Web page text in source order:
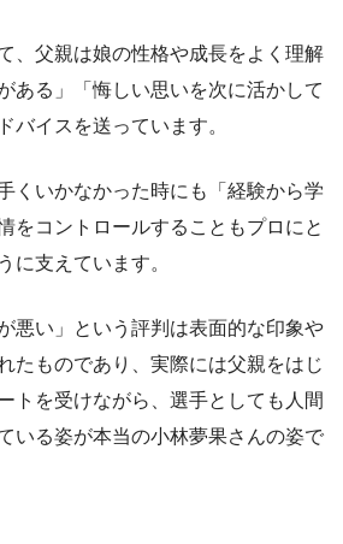
、父親は娘の性格や成長をよく理解
ある」「悔しい思いを次に活かして
バイスを送っています。
くいかなかった時にも「経験から学
をコントロールすることもプロにと
に支えています。
悪い」という評判は表面的な印象や
たものであり、実際には父親をはじ
トを受けながら、選手としても人間
いる姿が本当の小林夢果さんの姿で